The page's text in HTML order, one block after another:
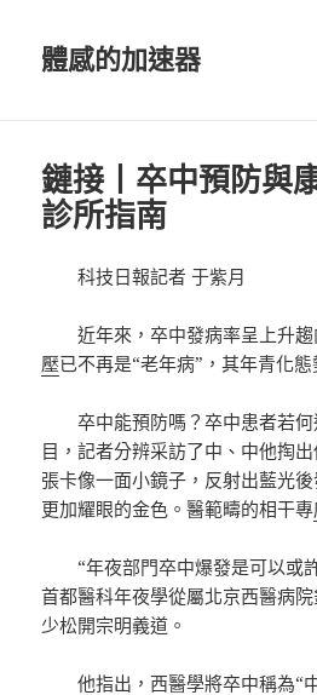
體感的加速器
鏈接丨卒中預防與
診所指南
科技日報記者 于紫月
近年來，卒中發病率呈上升
壓已不再是“老年病”，其年青化態
卒中能預防嗎？卒中患者若
目，記者分辨采訪了中、中他掏
張卡像一面小鏡子，反射出藍光
更加耀眼的金色。醫範疇的相干專
“年夜部門卒中爆發是可以或
首都醫科年夜學從屬北京西醫病
少松開宗明義道。
他指出，西醫學將卒中稱為“